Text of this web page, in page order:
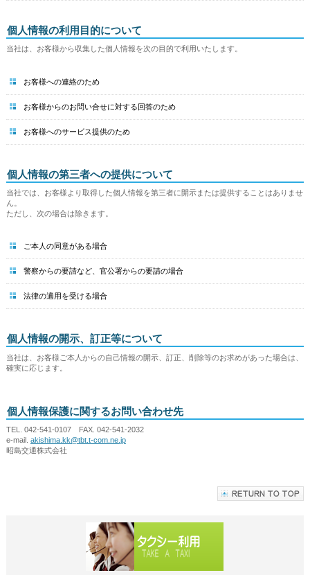
個人情報の利用目的について
当社は、お客様から収集した個人情報を次の目的で利用いたします。
お客様への連絡のため
お客様からのお問い合せに対する回答のため
お客様へのサービス提供のため
個人情報の第三者への提供について
当社では、お客様より取得した個人情報を第三者に開示または提供することはありませ
ん。
ただし、次の場合は除きます。
ご本人の同意がある場合
警察からの要請など、官公署からの要請の場合
法律の適用を受ける場合
個人情報の開示、訂正等について
当社は、お客様ご本人からの自己情報の開示、訂正、削除等のお求めがあった場合は、
確実に応じます。
個人情報保護に関するお問い合わせ先
TEL. 042-541-0107 FAX. 042-541-2032
e-mail. akishima.kk@tbt.t-com.ne.jp
昭島交通株式会社